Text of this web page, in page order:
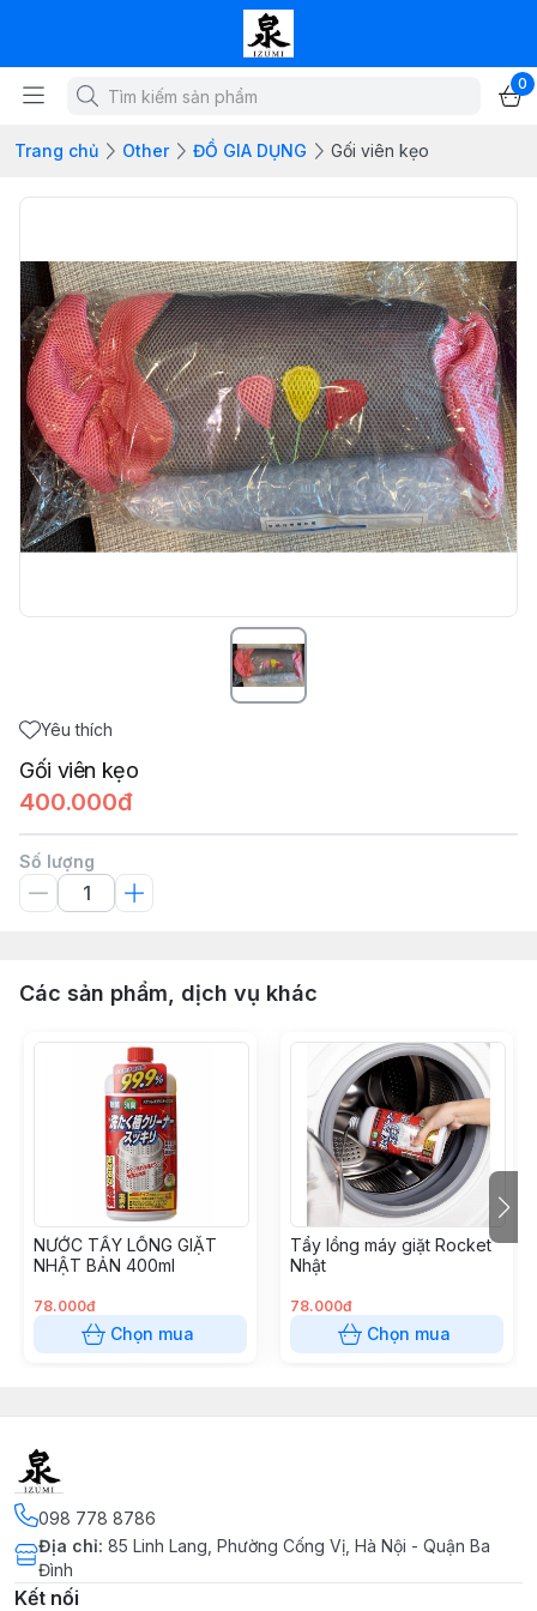
0
Trang chủ Other ĐỒ GIA DỤNG Gối viên kẹo
Yêu thích
Gối viên kẹo
400.000đ
Số lượng
Các sản phẩm, dịch vụ khác
NƯỚC TẨY LỒNG GIẶT
NHẬT BẢN 400ml
78.000đ
Chọn mua
Tẩy lồng máy giặt Rocket
Nhật
78.000đ
Chọn mua
098 778 8786
Địa chỉ: 85 Linh Lang, Phường Cống Vị, Hà Nội - Quận Ba
Đình
Kết nối